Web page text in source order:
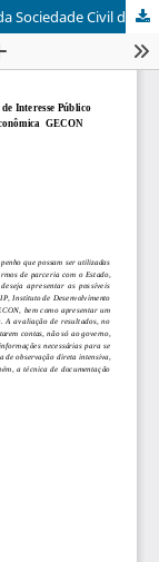
Medição de Desempenho em Organizações da Sociedade Civil de Interesse Público  OSCIP: Uma Aplicação do Modelo Conceitual de Gestão Econômica  GECON